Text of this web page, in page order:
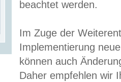
beachtet werden.
Im Zuge der
Implementierung
können auch
Daher empfehlen wir